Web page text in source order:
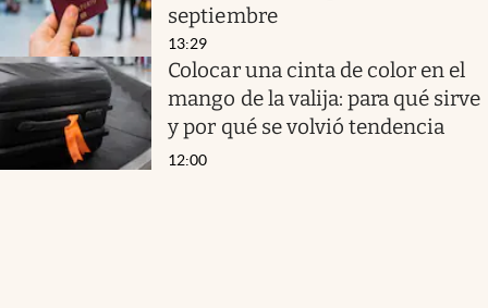
septiembre
13:29
Colocar una cinta de color en el
mango de la valija: para qué sirve
y por qué se volvió tendencia
12:00